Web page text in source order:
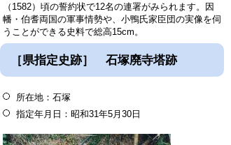
（1582）頃の誓約状で12名の連署がみられます。因
幡・伯耆両国の軍事情勢や、小鴨氏家臣団の実像を伺
うことができる史料で総高15cm。
［県指定史跡］ 石塚廃寺塔跡
所在地：石塚
指定年月日：昭和31年5月30日